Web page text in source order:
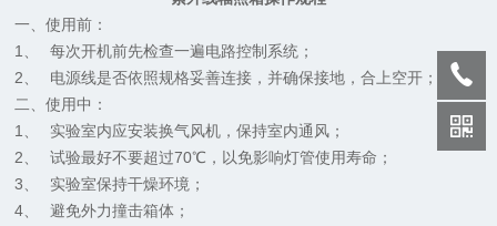
一、使用前：
1、
每次开机前先检查一遍电路控制系统；
2、
电源线是否依照规格妥善连接，并确保接地，合上空开；
二、使用中：
1、
实验室内应安装换气风机，保持室内通风；
2、
试验最好不要超过70℃，以免影响灯管使用寿命；
3、
实验室保持干燥环境；
4、
避免外力撞击箱体；